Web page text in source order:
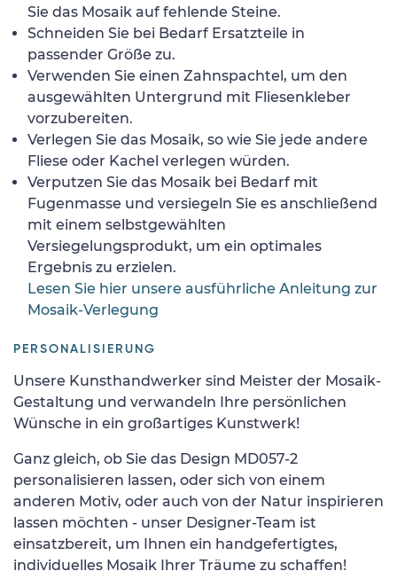
Sie das Mosaik auf fehlende Steine.
Schneiden Sie bei Bedarf Ersatzteile in
passender Größe zu.
Verwenden Sie einen Zahnspachtel, um den
ausgewählten Untergrund mit Fliesenkleber
vorzubereiten.
Verlegen Sie das Mosaik, so wie Sie jede andere
Fliese oder Kachel verlegen würden.
Verputzen Sie das Mosaik bei Bedarf mit
Fugenmasse und versiegeln Sie es anschließend
mit einem selbstgewählten
Versiegelungsprodukt, um ein optimales
Ergebnis zu erzielen.
Lesen Sie hier unsere ausführliche Anleitung zur
Mosaik-Verlegung
PERSONALISIERUNG
Unsere Kunsthandwerker sind Meister der Mosaik-
Gestaltung und verwandeln Ihre persönlichen
Wünsche in ein großartiges Kunstwerk!
Ganz gleich, ob Sie das Design MD057-2
personalisieren lassen, oder sich von einem
anderen Motiv, oder auch von der Natur inspirieren
lassen möchten - unser Designer-Team ist
einsatzbereit, um Ihnen ein handgefertigtes,
individuelles Mosaik Ihrer Träume zu schaffen!